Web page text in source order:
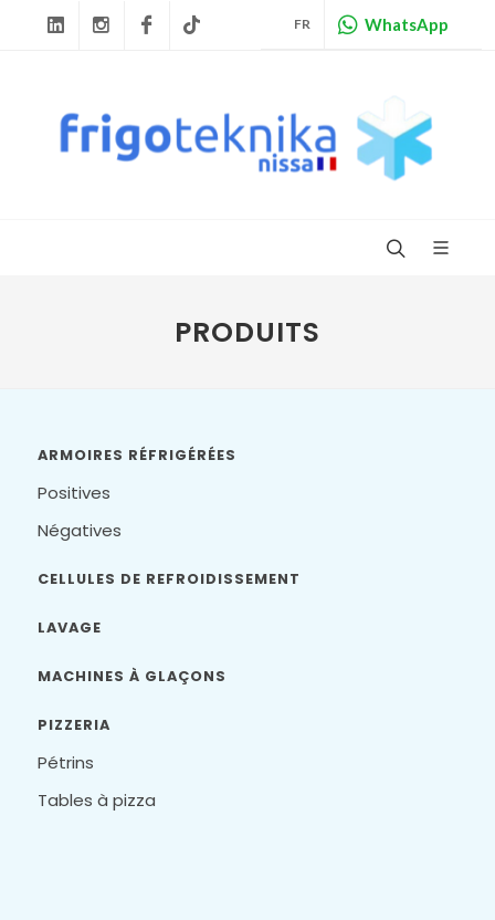
LinkedinInstagramFacebook FR WhatsApp
PRODUITS
ARMOIRES RÉFRIGÉRÉES
Positives
Négatives
CELLULES DE REFROIDISSEMENT
LAVAGE
MACHINES À GLAÇONS
PIZZERIA
Pétrins
Tables à pizza